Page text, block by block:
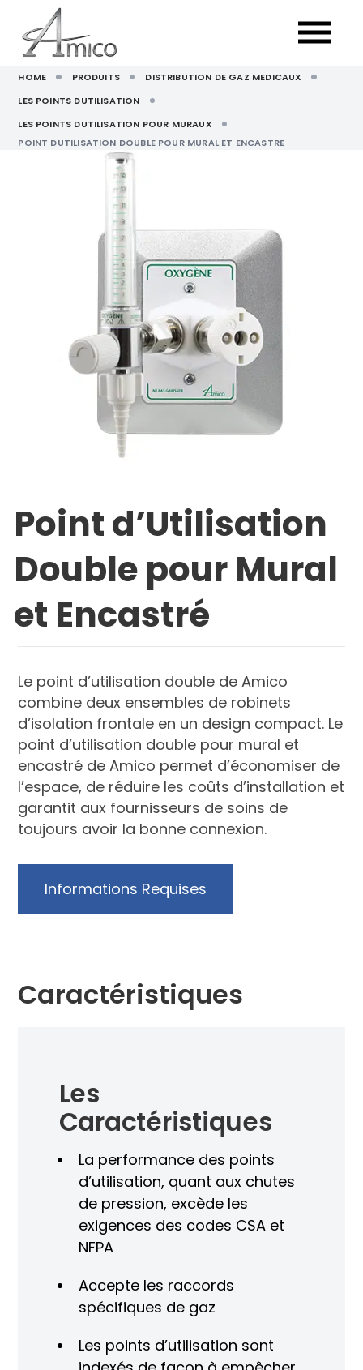
HOME PRODUITS
DISTRIBUTION DE GAZ MEDICAUX
LES POINTS DUTILISATION
LES POINTS DUTILISATION POUR MURAUX
POINT DUTILISATION DOUBLE POUR MURAL ET ENCASTRE
Point d’Utilisation
Double pour Mural
et Encastré
Le point d’utilisation double de Amico
combine deux ensembles de robinets
d’isolation frontale en un design compact. Le
point d’utilisation double pour mural et
encastré de Amico permet d’économiser de
l’espace, de réduire les coûts d’installation et
garantit aux fournisseurs de soins de
toujours avoir la bonne connexion.
Informations Requises
Caractéristiques
Les
Caractéristiques
La performance des points
d’utilisation, quant aux chutes
de pression, excède les
exigences des codes CSA et
NFPA
Accepte les raccords
spécifiques de gaz
Les points d’utilisation sont